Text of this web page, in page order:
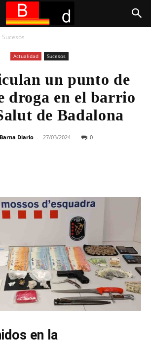
Sucesos
Actualidad Sucesos
un punto de
droga en el barrio
de Badalona
Barna Diario - 27/03/2024 0
en la